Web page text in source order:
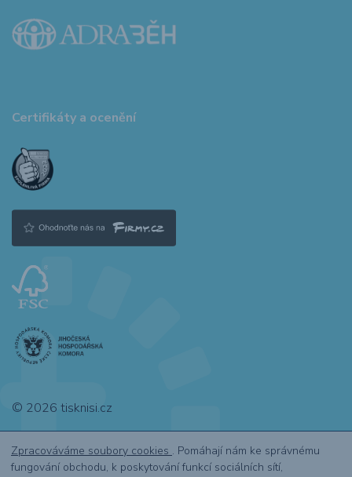
Zpracováváme soubory cookies . Pomáhají nám ke správnému
fungování obchodu, k poskytování funkcí sociálních sítí,
Certifikáty a ocenění
© 2026 tisknisi.cz